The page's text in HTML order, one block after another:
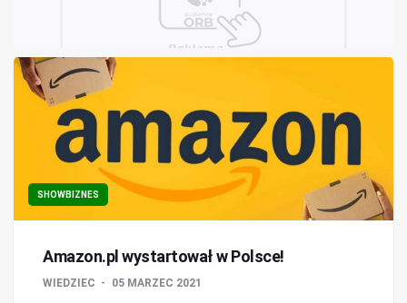
SHOWBIZNES
Amazon.pl wystartował w Polsce!
WIEDZIEC 05 MARZEC 2021